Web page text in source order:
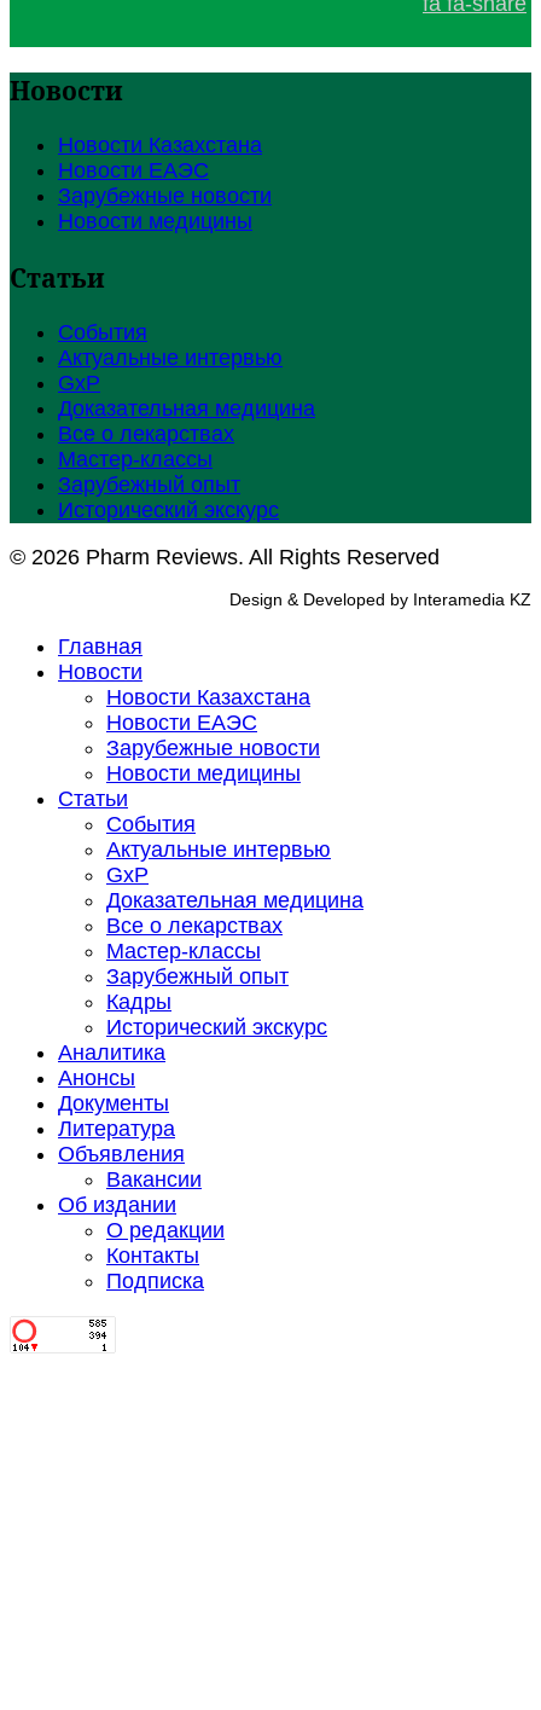
Новости
Новости Казахстана
Новости ЕАЭС
Зарубежные новости
Новости медицины
Статьи
События
Актуальные интервью
GxP
Доказательная медицина
Все о лекарствах
Мастер-классы
Зарубежный опыт
Исторический экскурс
© 2026 Pharm Reviews. All Rights Reserved
Design & Developed by Interamedia KZ
Главная
Новости
Новости Казахстана
Новости ЕАЭС
Зарубежные новости
Новости медицины
Статьи
События
Актуальные интервью
GxP
Доказательная медицина
Все о лекарствах
Мастер-классы
Зарубежный опыт
Кадры
Исторический экскурс
Аналитика
Анонсы
Документы
Литература
Объявления
Вакансии
Об издании
О редакции
Контакты
Подписка